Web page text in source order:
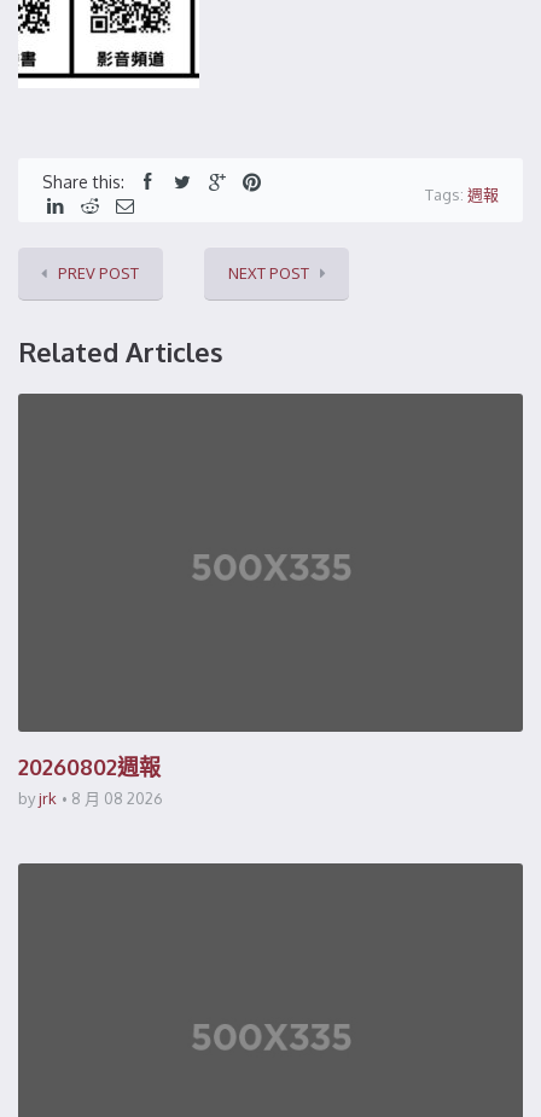
Share this:
Tags: 週報
PREV POST NEXT POST
Related Articles
20260802週報
byjrk 8 月 08 2026